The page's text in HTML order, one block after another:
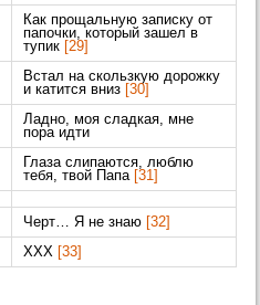
Как прощальную записку от
папочки, который зашел в
тупик [29]
Встал на скользкую дорожку
и катится вниз [30]
Ладно, моя сладкая, мне
пора идти
Глаза слипаются, люблю
тебя, твой Папа [31]
Черт… Я не знаю [32]
XXX [33]